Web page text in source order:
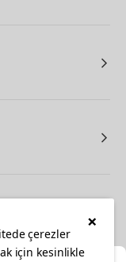
×
çerezler
için kesinlikle